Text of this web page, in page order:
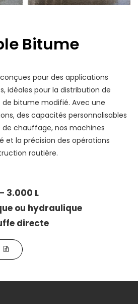
Bitume
pour des applications
idéales pour la distribution de
de bitume modifié. Avec une
des capacités personnalisables
chauffage, nos machines
et la précision des opérations
routière.
3.000 L
ou hydraulique
directe